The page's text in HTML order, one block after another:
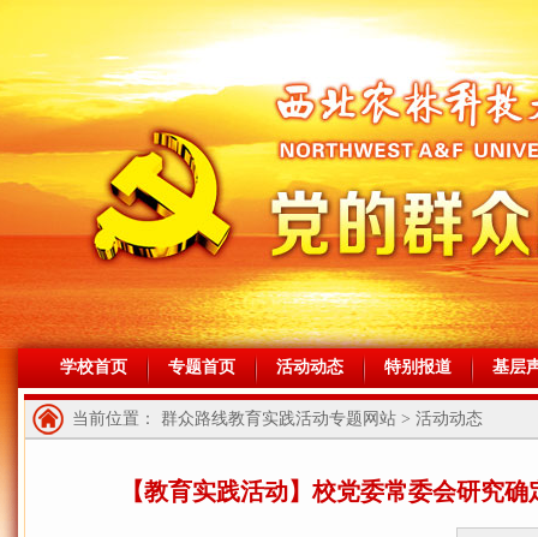
学校首页 专题首页 活动动态 特别报道 基层
当前位置： 群众路线教育实践活动专题网站 > 活动动态
【教育实践活动】校党委常委会研究